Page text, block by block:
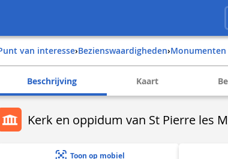
Punt van interesse› Bezienswaardigheden›
Beschrijving Kaart
Kerk en oppidum van St Pierre les
Toon op mobiel